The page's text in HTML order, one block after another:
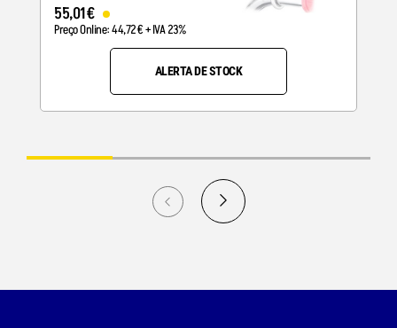
55,01€
Preço Online:44,72€+ IVA 23%
ALERTA DE STOCK